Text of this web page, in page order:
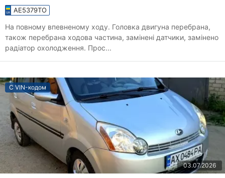
AE5379TO
На повному впевненому ходу. Головка двигуна перебрана,
також перебрана ходова частина, замінені датчики, замінено
радіатор охолодження. Прос...
С VIN-кодом
03.07.2026